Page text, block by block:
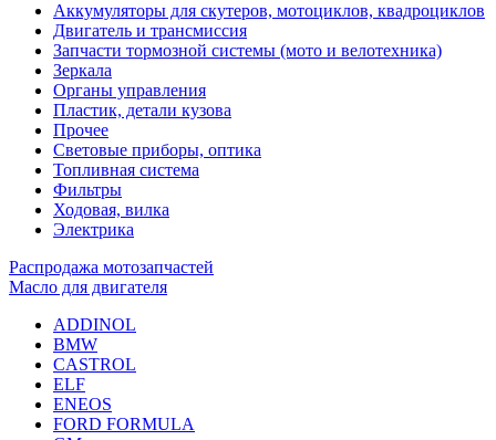
Аккумуляторы для скутеров, мотоциклов, квадроциклов
Двигатель и трансмиссия
Запчасти тормозной системы (мото и велотехника)
Зеркала
Органы управления
Пластик, детали кузова
Прочее
Световые приборы, оптика
Топливная система
Фильтры
Ходовая, вилка
Электрика
Распродажа мотозапчастей
Масло для двигателя
ADDINOL
BMW
CASTROL
ELF
ENEOS
FORD FORMULA